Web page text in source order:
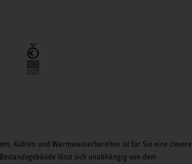
Kühlen und Warmwasserbereiten ist für Sie eine clevere
lässt sich unabhängig von dem